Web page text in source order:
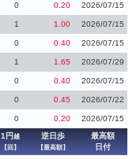
0 0.20 2026/07/15
1 1.00 2026/07/15
0 0.40 2026/07/15
1 1.65 2026/07/29
0 0.40 2026/07/15
0 0.45 2026/07/22
0 0.20 2026/07/15
1円 越
【回】
逆日歩
【最高額】
最高額
日付